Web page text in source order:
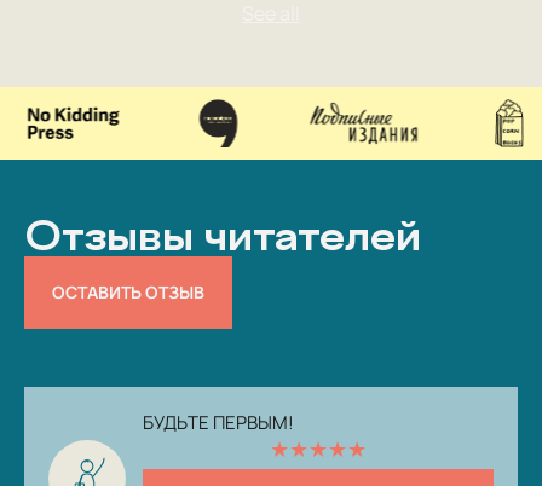
Отзывы читателей
ОСТАВИТЬ ОТЗЫВ
БУДЬТЕ ПЕРВЫМ!
★★★★★